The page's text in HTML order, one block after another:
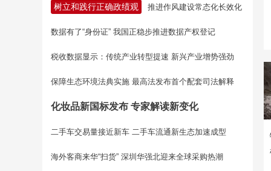
树立和践行正确政绩观 推进作风建设常态化长效化
数据有了“身份证” 我国正稳步推进数据产权登记
税收数据显示：传统产业转型提速 新兴产业增势强劲
保障生态环境法典实施 最高法发布首个配套司法解释
化妆品新国标发布 专家解读新变化
二手车交易量接近新车 二手车流通新生态加速成型
海外客商来华“扫货” 深圳华强北迎来全球采购热潮